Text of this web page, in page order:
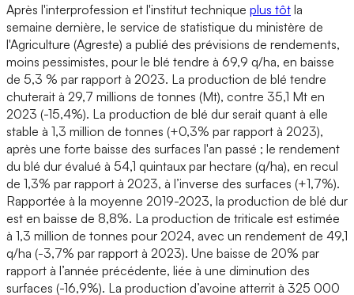
Après l'interprofession et l'institut technique plus tôt la
semaine dernière, le service de statistique du ministère de
l'Agriculture (Agreste) a publié des prévisions de rendements,
moins pessimistes, pour le blé tendre à 69,9 q/ha, en baisse
de 5,3 % par rapport à 2023. La production de blé tendre
chuterait à 29,7 millions de tonnes (Mt), contre 35,1 Mt en
2023 (-15,4%). La production de blé dur serait quant à elle
stable à 1,3 million de tonnes (+0,3% par rapport à 2023),
après une forte baisse des surfaces l'an passé ; le rendement
du blé dur évalué à 54,1 quintaux par hectare (q/ha), en recul
de 1,3% par rapport à 2023, à l’inverse des surfaces (+1,7%).
Rapportée à la moyenne 2019-2023, la production de blé dur
est en baisse de 8,8%. La production de triticale est estimée
à 1,3 million de tonnes pour 2024, avec un rendement de 49,1
q/ha (-3,7% par rapport à 2023). Une baisse de 20% par
rapport à l’année précédente, liée à une diminution des
surfaces (-16,9%). La production d’avoine atterrit à 325 000